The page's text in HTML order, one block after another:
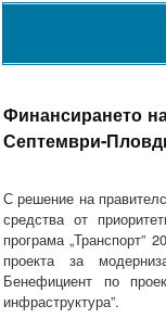
Финансирането
Септември-
С решение на
средства от
програма „Транспорт”
проекта за
Бенефициент по
инфраструктура”.